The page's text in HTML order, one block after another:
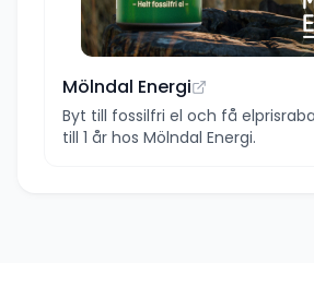
Mölndal Energi
Byt till fossilfri el och få
till 1 år hos Mölndal Energi.